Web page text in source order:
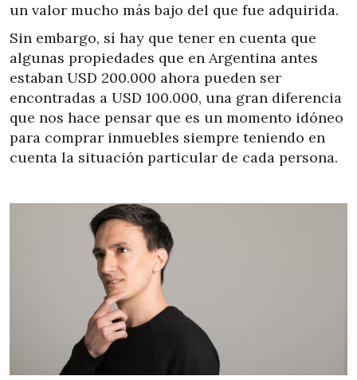
un valor mucho más bajo del que fue adquirida.
Sin embargo, sí hay que tener en cuenta que
algunas propiedades que en Argentina antes
estaban USD 200.000 ahora pueden ser
encontradas a USD 100.000, una gran diferencia
que nos hace pensar que es un momento idóneo
para comprar inmuebles siempre teniendo en
cuenta la situación particular de cada persona.